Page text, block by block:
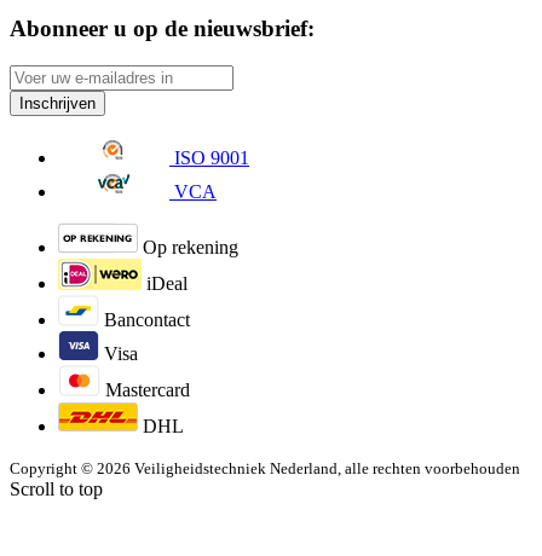
Abonneer u op de nieuwsbrief:
Inschrijven
ISO 9001
VCA
Op rekening
iDeal
Bancontact
Visa
Mastercard
DHL
Copyright © 2026 Veiligheidstechniek Nederland, alle rechten voorbehouden
Scroll to top